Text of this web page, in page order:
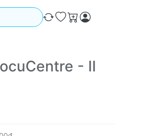
xuất hiện khi bạn nhập. Nhấn phím
So sánh
Ưa thích
Giỏ hàng
- II